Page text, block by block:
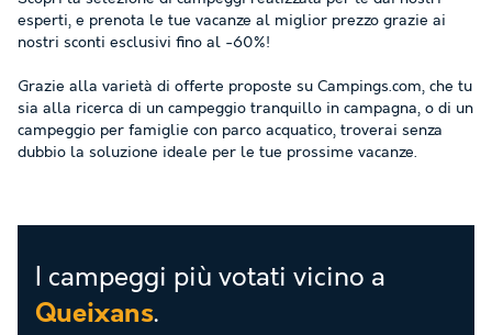
esperti, e prenota le tue vacanze al miglior prezzo grazie ai
nostri sconti esclusivi fino al -60%!
Grazie alla varietà di offerte proposte su Campings.com, che tu
sia alla ricerca di un campeggio tranquillo in campagna, o di un
campeggio per famiglie con parco acquatico, troverai senza
dubbio la soluzione ideale per le tue prossime vacanze.
I campeggi più votati vicino a
Queixans.